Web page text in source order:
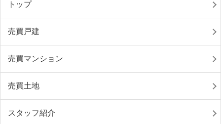
トップ
売買戸建
売買マンション
売買土地
スタッフ紹介